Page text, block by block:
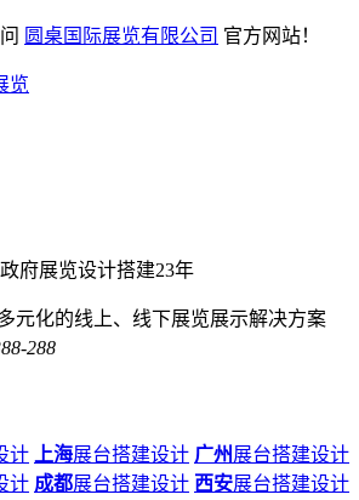
圆桌国际展览有限公司 官方网站！
览
府展览设计搭建23年
元化的线上、线下展览展示解决方案
288
计 上海展台搭建设计 广州展台搭建设计
计 成都展台搭建设计 西安展台搭建设计